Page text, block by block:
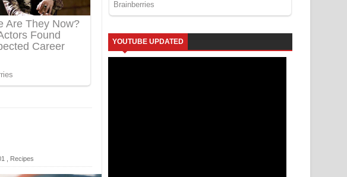
Recipes
YOUTUBE UPDATED